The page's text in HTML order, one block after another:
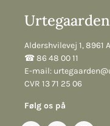
Aldershvilevej 1, 8961
☎︎ 86 48 00 11
E-mail:
CVR 13 71 25 06
Følg os på